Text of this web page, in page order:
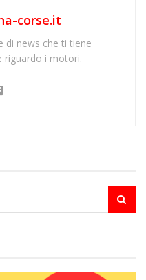
corse.it
di news che ti tiene
riguardo i motori.